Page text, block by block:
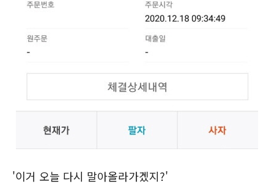
'이거 오늘 다시 말아올라가겠지?'